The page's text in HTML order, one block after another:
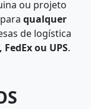
ou projeto
qualquer
de logística
FedEx ou UPS.